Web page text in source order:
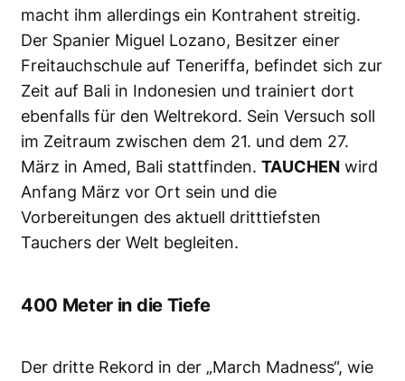
macht ihm allerdings ein Kontrahent streitig.
Der Spanier Miguel Lozano, Besitzer einer
Freitauchschule auf Teneriffa, befindet sich zur
Zeit auf Bali in Indonesien und trainiert dort
ebenfalls für den Weltrekord. Sein Versuch soll
im Zeitraum zwischen dem 21. und dem 27.
März in Amed, Bali stattfinden. TAUCHEN wird
Anfang März vor Ort sein und die
Vorbereitungen des aktuell dritttiefsten
Tauchers der Welt begleiten.
400 Meter in die Tiefe
Der dritte Rekord in der „March Madness“, wie